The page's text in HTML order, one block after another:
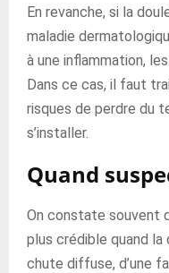
En revanche, si la
maladie
à une inflammation,
Dans ce cas, il faut
risques de perdre du
s’installer.
Quand
On constate souvent
plus crédible quand la
chute diffuse, d’une